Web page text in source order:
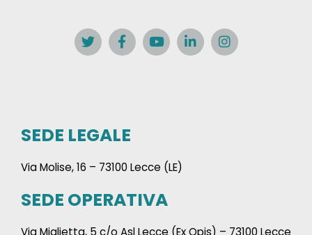
SEDE LEGALE
Via Molise, 16 – 73100 Lecce (LE)
SEDE OPERATIVA
Via Miglietta, 5 c/o Asl Lecce (Ex Opis) – 73100 Lecce